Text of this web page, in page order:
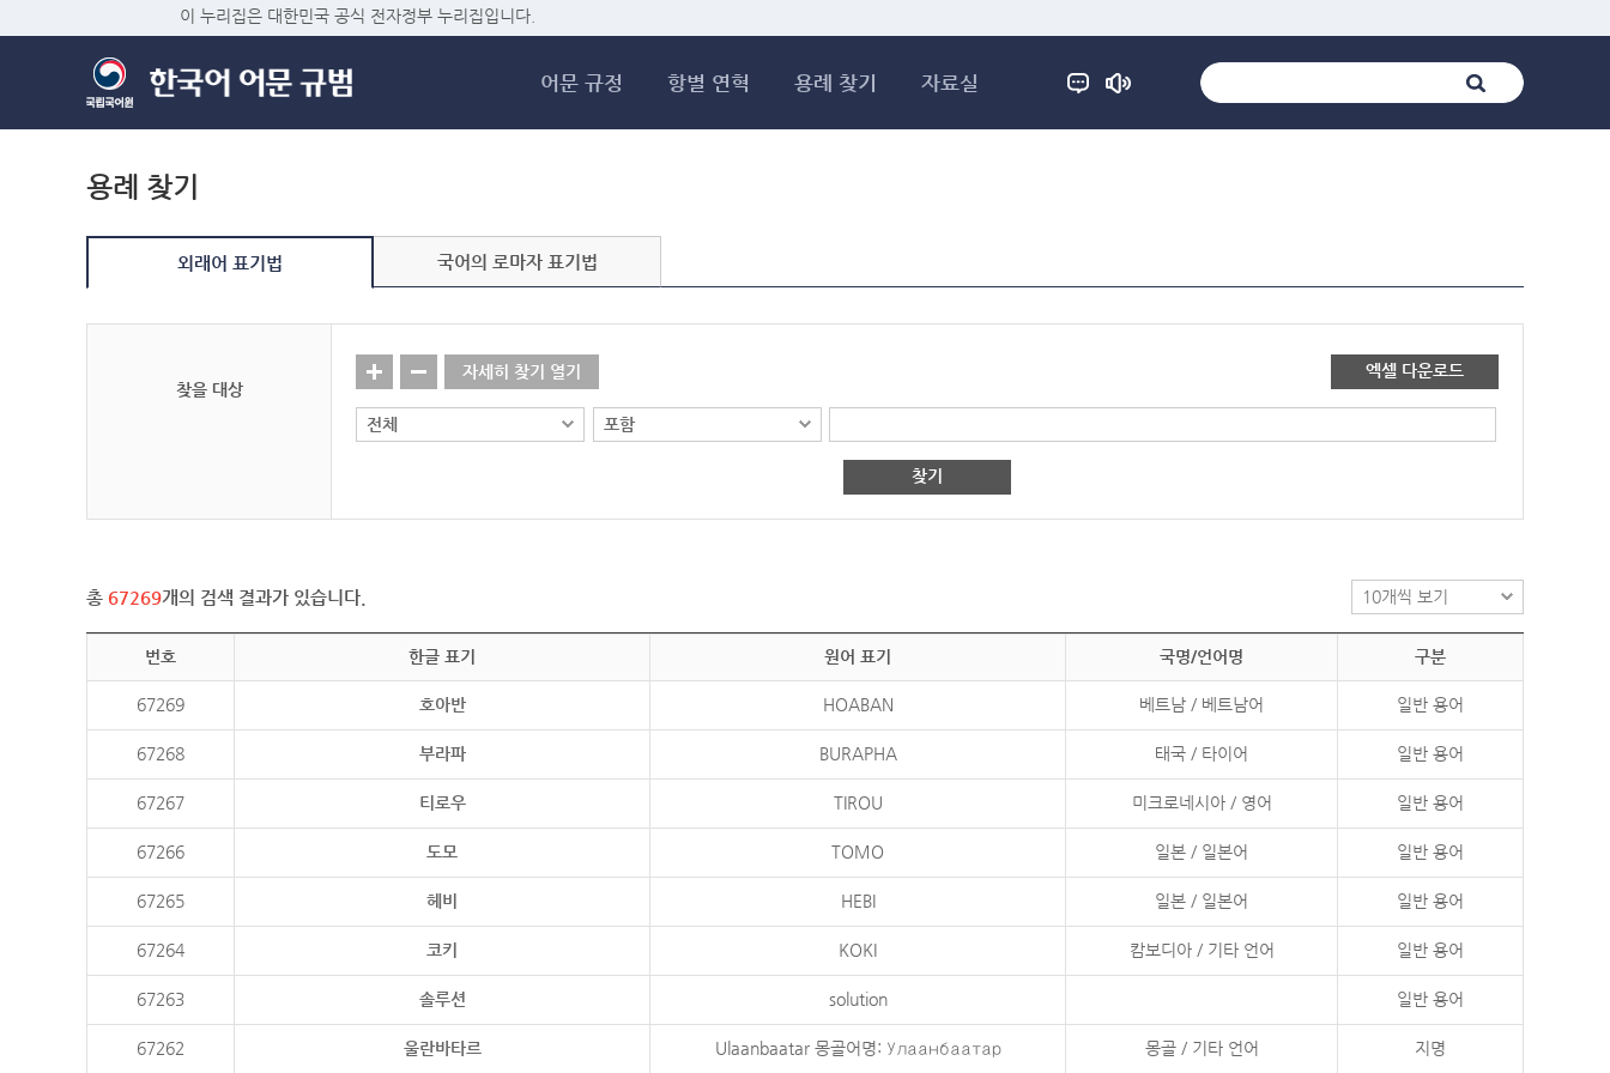
이 누리집은 대한민국 공식 전자정부 누리집입니다.
어문 규정 항별 연혁 용례 찾기 자료실
용례 찾기
외래어 표기법 국어의 로마자 표기법
찾을 대상
자세히 찾기 열기 엑셀 다운로드
찾기
총 67269개의 검색 결과가 있습니다.
번호 한글 표기 원어 표기 국명/언어명 구분
67269 호아반 HOABAN 베트남 / 베트남어 일반 용어
67268 부라파 BURAPHA 태국 / 타이어 일반 용어
67267 티로우 TIROU 미크로네시아 / 영어 일반 용어
67266 도모 TOMO 일본 / 일본어 일반 용어
67265 헤비 HEBI 일본 / 일본어 일반 용어
67264 코키 KOKI 캄보디아 / 기타 언어 일반 용어
67263 솔루션 solution 일반 용어
67262 울란바타르 Ulaanbaatar 몽골어명: Улаанбаатар 몽골 / 기타 언어 지명